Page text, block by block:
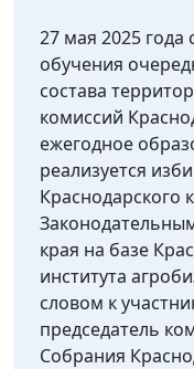
27 мая 2025 года
обучения
состава
комиссий
ежегодное
реализуется
Краснодарского
края на базе
института
словом к
председатель
Собрания